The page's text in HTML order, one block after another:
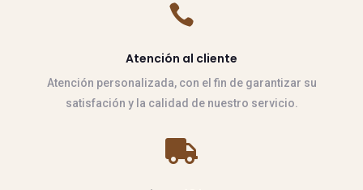

Atención al cliente
Atención personalizada, con el fin de garantizar su
satisfación y la calidad de nuestro servicio.
